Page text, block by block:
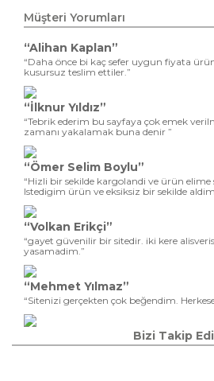
Müşteri Yorumları
“Alihan Kaplan”
“Daha önce bi kaç sefer uygun fiyata
kusursuz teslim ettiler.”
“İlknur Yıldız”
“Tebrik ederim bu sayfaya çok emek
zamanı yakalamak buna denir ”
“Ömer Selim Boylu”
“Hizli bir sekilde kargolandi ve ürün elime
Istedigim ürün ve eksiksiz bir sekilde
“Volkan Erikçi”
“gayet güvenilir bir sitedir. iki kere
yasamadim.”
“Mehmet Yılmaz”
“Sitenizi gerçekten çok beğendim.
Bizi Takip